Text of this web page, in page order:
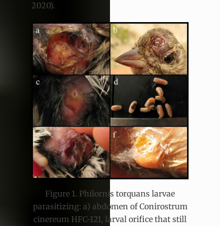
2020).
Figure 1. Philornis torquans larvae
parasitizing: a) abdomen of Conirostrum
cinereum HFC-121, larval orifice that still